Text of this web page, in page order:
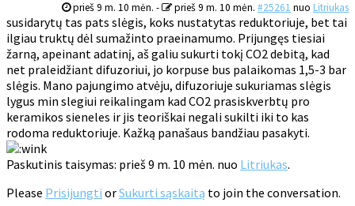
prieš 9 m. 10 mėn. - prieš 9 m. 10 mėn. #25261 nuo Litriukas
susidarytų tas pats slėgis, koks nustatytas reduktoriuje, bet tai
ilgiau truktų dėl sumažinto praeinamumo. Prijungęs tiesiai
žarną, apeinant adatinį, aš galiu sukurti tokį CO2 debitą, kad
net praleidžiant difuzoriui, jo korpuse bus palaikomas 1,5-3 bar
slėgis. Mano pajungimo atvėju, difuzoriuje sukuriamas slėgis
lygus min slegiui reikalingam kad CO2 prasiskverbtų pro
keramikos sieneles ir jis teoriškai negali sukilti iki to kas
rodoma reduktoriuje. Kažką panašaus bandžiau pasakyti.
Paskutinis taisymas: prieš 9 m. 10 mėn. nuo Litriukas.
Please Prisijungti orSukurti sąskaitą to join the conversation.